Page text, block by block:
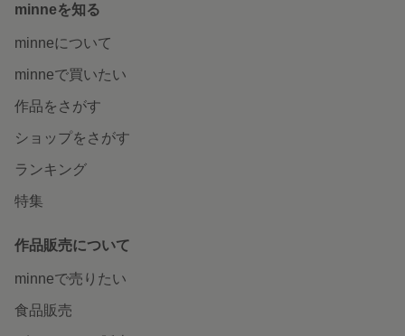
minneを知る
minneについて
minneで買いたい
作品をさがす
ショップをさがす
ランキング
特集
作品販売について
minneで売りたい
食品販売